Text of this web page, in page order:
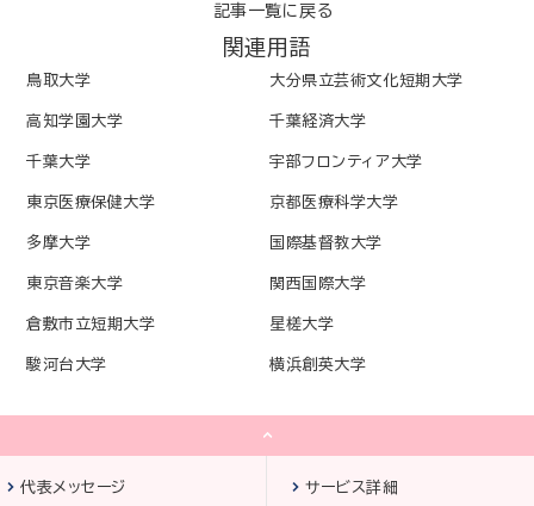
記事一覧に戻る
関連用語
鳥取大学 大分県立芸術文化短期大学
高知学園大学 千葉経済大学
千葉大学 宇部フロンティア大学
東京医療保健大学 京都医療科学大学
多摩大学 国際基督教大学
東京音楽大学 関西国際大学
倉敷市立短期大学 星槎大学
駿河台大学 横浜創英大学
代表メッセージ サービス詳細